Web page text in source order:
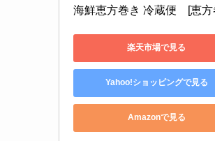
海鮮恵方巻き 冷蔵便　[恵方
楽天市場で見る
Yahoo!ショッピングで見る
Amazonで見る